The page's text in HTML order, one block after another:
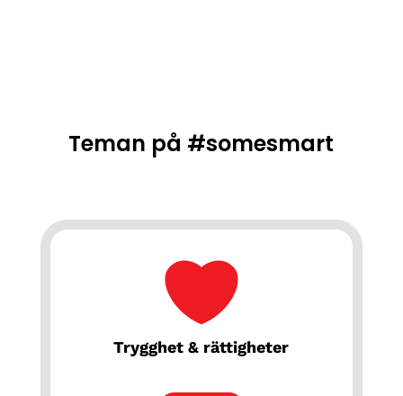
Teman på #somesmart
Trygghet & rättigheter